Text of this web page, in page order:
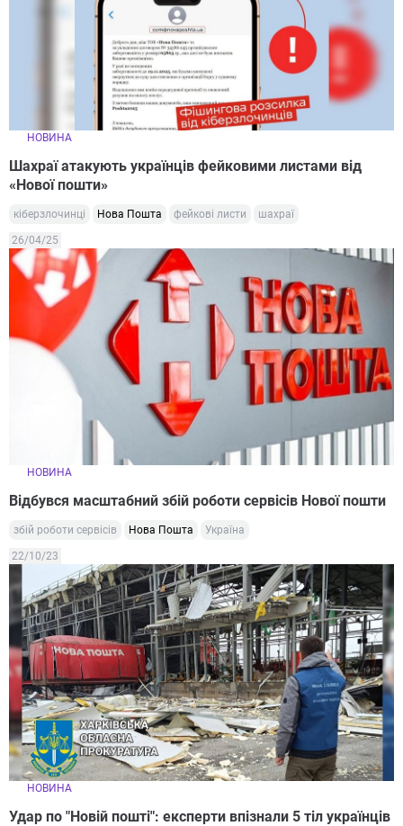
НОВИНА
Шахраї атакують українців фейковими листами від
«Нової пошти»
кіберзлочинці Нова Пошта фейкові листи шахраї
26/04/25
НОВИНА
Відбувся масштабний збій роботи сервісів Нової пошти
збій роботи сервісів Нова Пошта Україна
22/10/23
НОВИНА
Удар по "Новій пошті": експерти впізнали 5 тіл українців